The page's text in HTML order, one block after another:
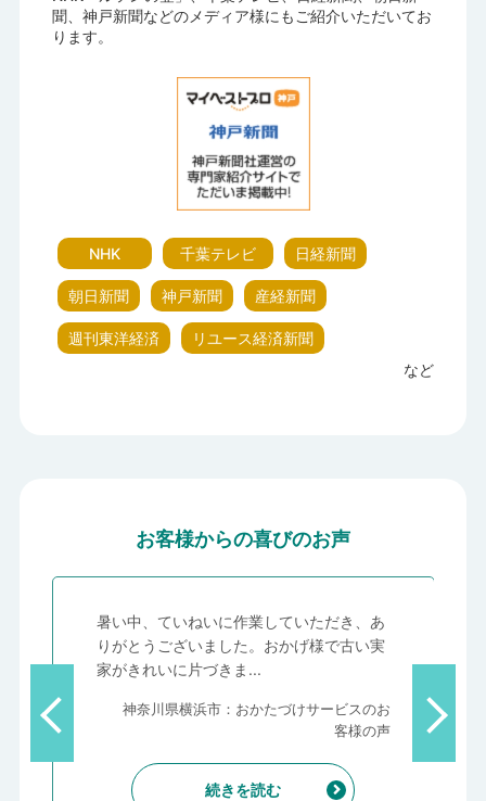
聞、神戸新聞などのメディア様にもご紹介いただいてお
ります。
NHK 千葉テレビ 日経新聞
朝日新聞 神戸新聞 産経新聞
週刊東洋経済
リユース経済新聞
など
お客様からの喜びのお声
暑い中、ていねいに作業していただき、あ
りがとうございました。おかげ様で古い実
家がきれいに片づきま...
神奈川県横浜市：おかたづけサービスのお
客様の声
続きを読む